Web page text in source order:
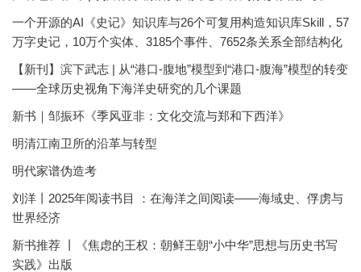
一个开源的AI《史记》知识库与26个可复用构造知识库Skill，57
万字史记，10万个实体、3185个事件、7652条关系全部结构化
【新刊】滨下武志 | 从“港口-腹地”模型到“港口-腹海”模型的转变
——全球历史视角下海洋史研究的几个课题
新书｜邹振环《季风亚非：文化交流与郑和下西洋》
明清江南卫所的沿革与转型
明代家谱伪造考
刘洋丨2025年阅读书目 ：在海洋之间阅读——海域史、俘虏与
世界经济
新书推荐 丨《焦虑的王权：朝鲜王朝“小中华”思想与历史书写
实践》出版